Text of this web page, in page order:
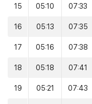
15 05:10 07:33
16 05:13 07:35
17 05:16 07:38
18 05:18 07:41
19 05:21 07:43